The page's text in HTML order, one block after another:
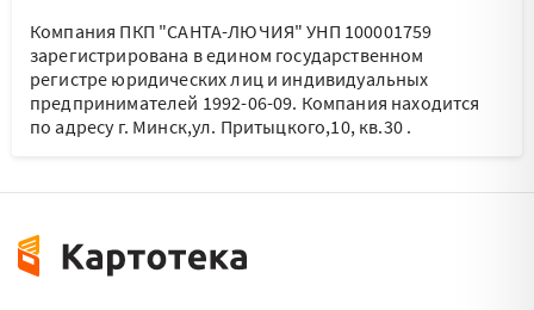
Компания ПКП "САНТА-ЛЮЧИЯ" УНП 100001759
зарегистрирована в едином государственном
регистре юридических лиц и индивидуальных
предпринимателей 1992-06-09. Компания находится
по адресу г. Минск,ул. Притыцкого,10, кв.30.